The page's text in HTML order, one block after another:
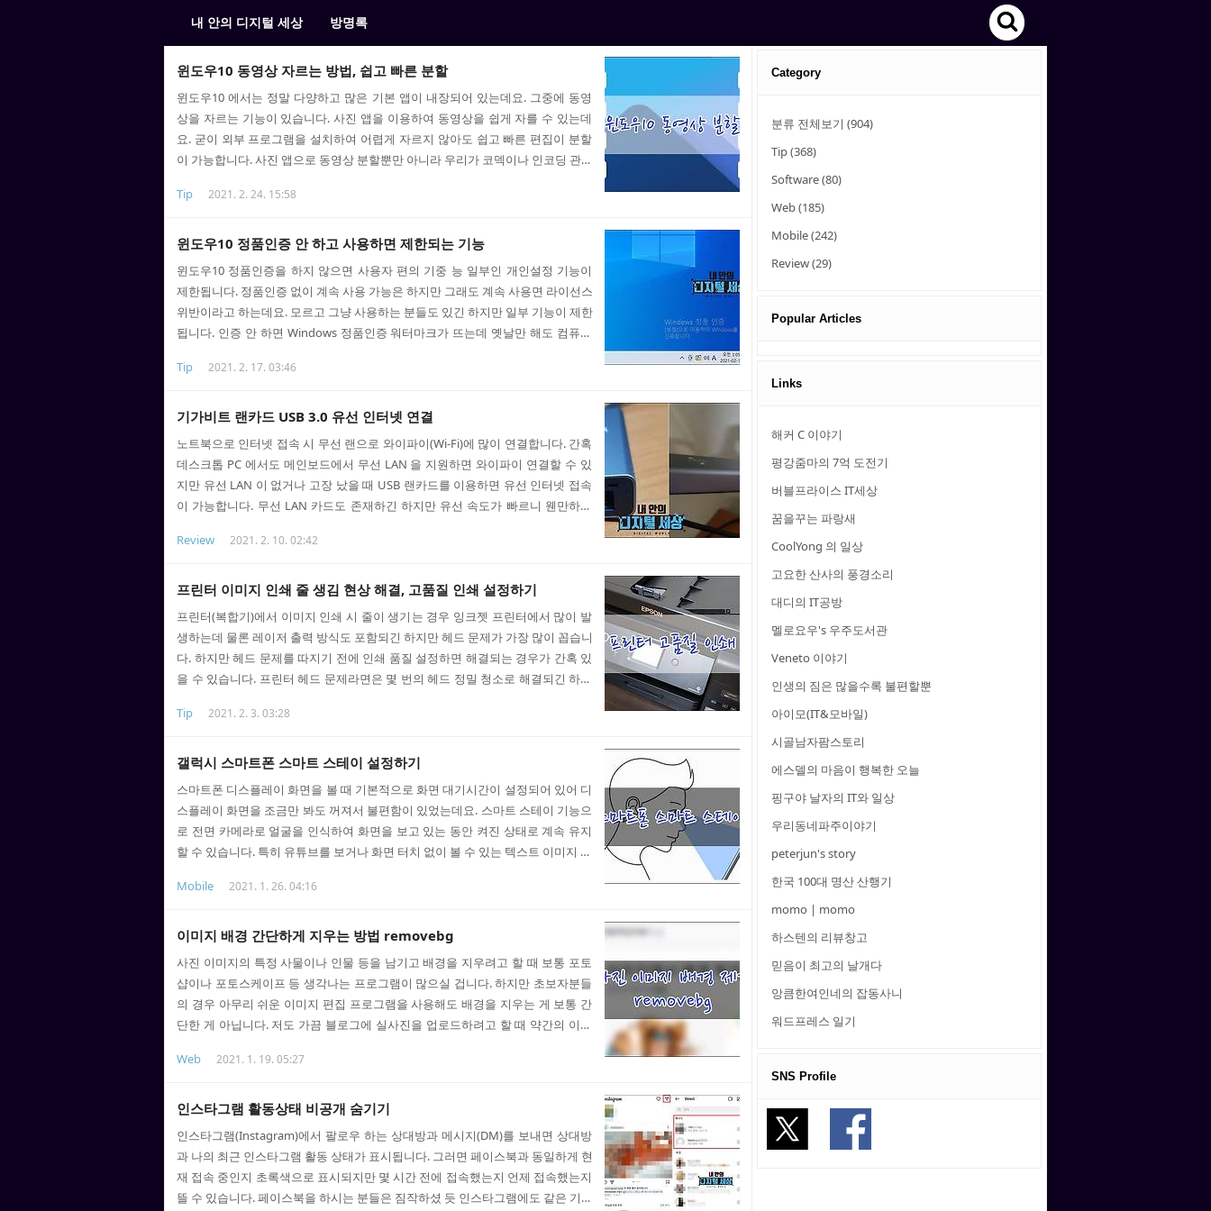
내 안의 디지털 세상 방명록
s
e
검색
윈도우10 동영상 자르는 방법, 쉽고 빠른 분할
윈도우10 에서는 정말 다양하고 많은 기본 앱이 내장되어 있는데요. 그중에 동영
상을 자르는 기능이 있습니다. 사진 앱을 이용하여 동영상을 쉽게 자를 수 있는데
요. 굳이 외부 프로그램을 설치하여 어렵게 자르지 않아도 쉽고 빠른 편집이 분할
이 가능합니다. 사진 앱으로 동영상 분할뿐만 아니라 우리가 코덱이나 인코딩 관련
윈도우10 동영상 자르기, 분할 윈도우10 사진 앱으로 동영상 자르는 기능뿐만 아
는 방법을 알아보도록 하겠습니다. 1) 자르기 할 동영상을 선택하여 마우스 오른쪽
버튼을 누른 후 연결 프로그램->사진 앱 메뉴를 선택합니다. 2) 그럼 사진 앱..
Tip 2021. 2. 24. 15:58
윈도우10 정품인증 안 하고 사용하면 제한되는 기능
윈도우10 정품인증을 하지 않으면 사용자 편의 기중 능 일부인 개인설정 기능이
제한됩니다. 정품인증 없이 계속 사용 가능은 하지만 그래도 계속 사용면 라이선스
위반이라고 하는데요. 모르고 그냥 사용하는 분들도 있긴 하지만 일부 기능이 제한
됩니다. 인증 안 하면 Windows 정품인증 워터마크가 뜨는데 옛날만 해도 컴퓨터
있습니다. 윈도우10 정품인증 안 하면 제한되는 기능 - 개인설정 윈도우10 정품인
하는 기능일지라도 나중에 꼭 한 번쯤 설정이 필요한 부분일 수 있습니다. 개인 설
정 : Win+i 키 및 바탕화면 마우스 오른쪽 -> 개인설정 메뉴..
Tip 2021. 2. 17. 03:46
기가비트 랜카드 USB 3.0 유선 인터넷 연결
노트북으로 인터넷 접속 시 무선 랜으로 와이파이(Wi-Fi)에 많이 연결합니다. 간혹
데스크톱 PC 에서도 메인보드에서 무선 LAN 을 지원하면 와이파이 연결할 수 있
지만 유선 LAN 이 없거나 고장 났을 때 USB 랜카드를 이용하면 유선 인터넷 접속
이 가능합니다. 무선 LAN 카드도 존재하긴 하지만 유선 속도가 빠르니 웬만하면
USB 3.0 유선 랜카드를 하나 장만해봤습니다. 나중에 유선 랜카드가 맛이 갈 때 사
드는 림스테일에서 나온 제품이며 USB 3.0 을 지원하고 윈도우와 맥 운영체제를
모두 지원합니다. 가격도 저렴해서 부담 없는 선택..
Review 2021. 2. 10. 02:42
프린터 이미지 인쇄 줄 생김 현상 해결, 고품질 인쇄 설정하기
프린터(복합기)에서 이미지 인쇄 시 줄이 생기는 경우 잉크젯 프린터에서 많이 발
생하는데 물론 레이저 출력 방식도 포함되긴 하지만 헤드 문제가 가장 많이 꼽습니
다. 하지만 헤드 문제를 따지기 전에 인쇄 품질 설정하면 해결되는 경우가 간혹 있
을 수 있습니다. 프린터 헤드 문제라면은 몇 번의 헤드 정밀 청소로 해결되긴 하지
니다. 프린터 고품질 인쇄 설정하기 - 줄 생김 해결 혹시나 컬러 프린터 중 특정 색
터 고품질 인쇄 설정하는 방법을 알아보도록 하겠습니다. 1) Win+S 키를 눌러 시스
템 설정인 프린터 및 스캐너를 실행합니다. 2) 사용 중인 프린터를..
Tip 2021. 2. 3. 03:28
갤럭시 스마트폰 스마트 스테이 설정하기
스마트폰 디스플레이 화면을 볼 때 기본적으로 화면 대기시간이 설정되어 있어 디
스플레이 화면을 조금만 봐도 꺼져서 불편함이 있었는데요. 스마트 스테이 기능으
로 전면 카메라로 얼굴을 인식하여 화면을 보고 있는 동안 켜진 상태로 계속 유지
할 수 있습니다. 특히 유튜브를 보거나 화면 터치 없이 볼 수 있는 텍스트 이미지 등
그럴 필요가 없습니다. 갤럭시 스마트폰 스마트 스테이 설정하는 방법 갤럭시 스마
제가 탑재되거나 업그레이드된 기종은 스마트 스테이 기능을 지원합니다. 1) 갤럭
시 스마트폰 설정 앱으로 들어가서 유용한 기능 메뉴를 선택합니다. 2) 유..
Mobile 2021. 1. 26. 04:16
이미지 배경 간단하게 지우는 방법 removebg
사진 이미지의 특정 사물이나 인물 등을 남기고 배경을 지우려고 할 때 보통 포토
샵이나 포토스케이프 등 생각나는 프로그램이 많으실 겁니다. 하지만 초보자분들
의 경우 아무리 쉬운 이미지 편집 프로그램을 사용해도 배경을 지우는 게 보통 간
단한 게 아닙니다. 저도 가끔 블로그에 실사진을 업로드하려고 할 때 약간의 이미
많이 걸렸습니다. 이런 수고를 덜기 위해 이미지 배경 사이트를 통해 배경을 지우
경을 제거하는 방법을 알아보겠습니다. 굳이 포토샵이나 포토스케이프 등 프로그
램을 사용하지 않아도 아주 간단하게 배경을 지워 PC에 저장할 수 있습니다. 1) ..
Web 2021. 1. 19. 05:27
인스타그램 활동상태 비공개 숨기기
인스타그램(Instagram)에서 팔로우 하는 상대방과 메시지(DM)를 보내면 상대방
과 나의 최근 인스타그램 활동 상태가 표시됩니다. 그러면 페이스북과 동일하게 현
재 접속 중인지 초록색으로 표시되지만 몇 시간 전에 접속했는지 언제 접속했는지
뜰 수 있습니다. 페이스북을 하시는 분들은 짐작하셨 듯 인스타그램에도 같은 기능
Category
분류 전체보기 (904)
Tip(368)
Software(80)
Web(185)
Mobile(242)
Review(29)
Popular Articles
Links
해커 C 이야기
평강줌마의 7억 도전기
버블프라이스 IT세상
꿈을꾸는 파랑새
CoolYong 의 일상
고요한 산사의 풍경소리
대디의 IT공방
멜로요우's 우주도서관
Veneto 이야기
인생의 짐은 많을수록 불편할뿐
아이모(IT&모바일)
시골남자팜스토리
에스델의 마음이 행복한 오늘
핑구야 날자의 IT와 일상
우리동네파주이야기
peterjun's story
한국 100대 명산 산행기
momo | momo
하스텐의 리뷰창고
믿음이 최고의 날개다
앙큼한여인네의 잡동사니
워드프레스 일기
SNS Profile